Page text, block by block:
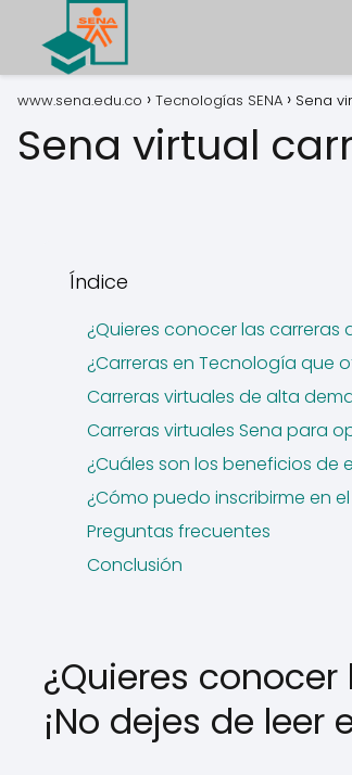
www.sena.edu.co Tecnologías SENA Sena
Sena virtual
Índice
¿Quieres conocer las carreras
¿Carreras en Tecnología que
Carreras virtuales de alta
Carreras virtuales Sena para
¿Cuáles son los beneficios de
¿Cómo puedo inscribirme en
Preguntas frecuentes
Conclusión
¿Quieres
¡No dejes de leer